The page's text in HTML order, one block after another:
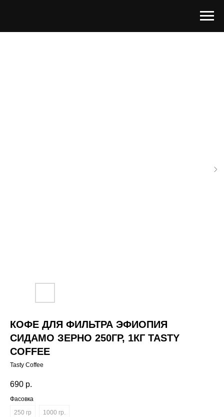
КОФЕ ДЛЯ ФИЛЬТРА ЭФИОПИЯ
СИДАМО ЗЕРНО 250ГР, 1КГ TASTY
COFFEE
Tasty Coffee
690 р.
Фасовка
250 гр
1000 гр.